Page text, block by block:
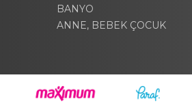
BANYO
ANNE, BEBEK ÇOCUK